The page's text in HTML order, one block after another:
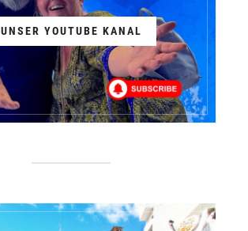
UNSER YOUTUBE KANAL